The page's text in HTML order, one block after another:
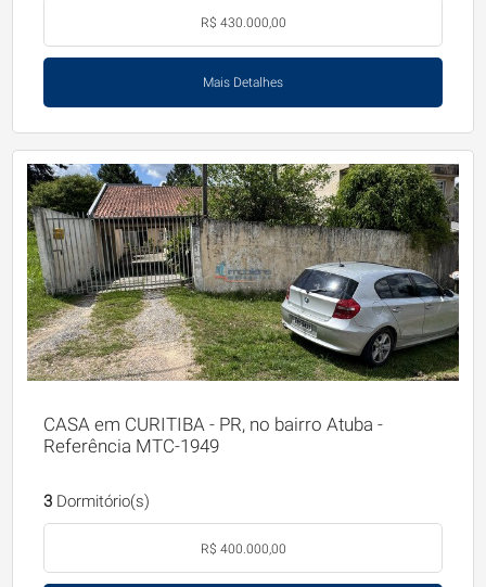
R$ 430.000,00
Mais Detalhes
CASA em CURITIBA - PR, no bairro Atuba -
Referência MTC-1949
3Dormitório(s)
R$ 400.000,00